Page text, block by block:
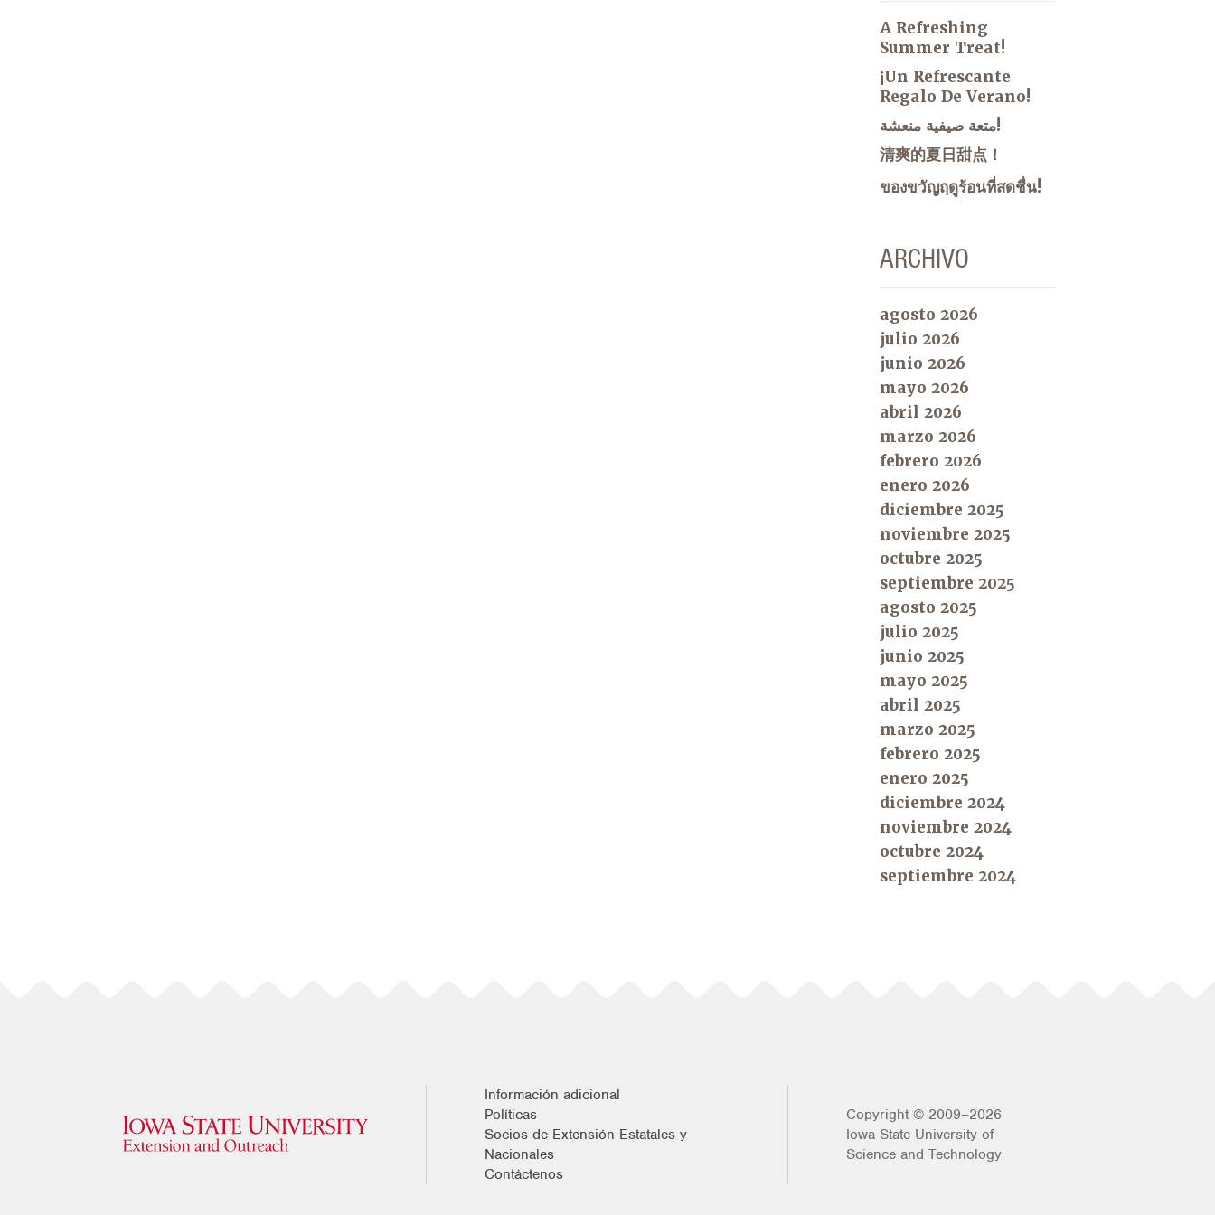
A Refreshing
Summer Treat!
¡Un Refrescante
Regalo De Verano!
متعة صيفية منعشة!
清爽的夏日甜点！
ของขวัญฤดูร้อนที่สดชื่น!
ARCHIVO
agosto 2026
julio 2026
junio 2026
mayo 2026
abril 2026
marzo 2026
febrero 2026
enero 2026
diciembre 2025
noviembre 2025
octubre 2025
septiembre 2025
agosto 2025
julio 2025
junio 2025
mayo 2025
abril 2025
marzo 2025
febrero 2025
enero 2025
diciembre 2024
noviembre 2024
octubre 2024
septiembre 2024
Información adicional
Políticas
Socios de Extensión Estatales y
Nacionales
Contáctenos
Copyright © 2009–2026
Iowa State University of
Science and Technology